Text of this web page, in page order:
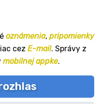
oznámenia, pripomienky
cez E-mail. Správy z
mobilnej appke.